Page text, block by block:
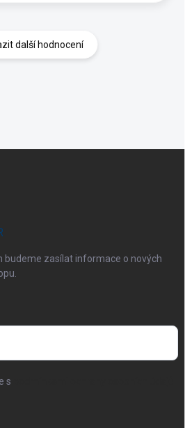
další hodnocení
budeme zasílat informace o nových
s